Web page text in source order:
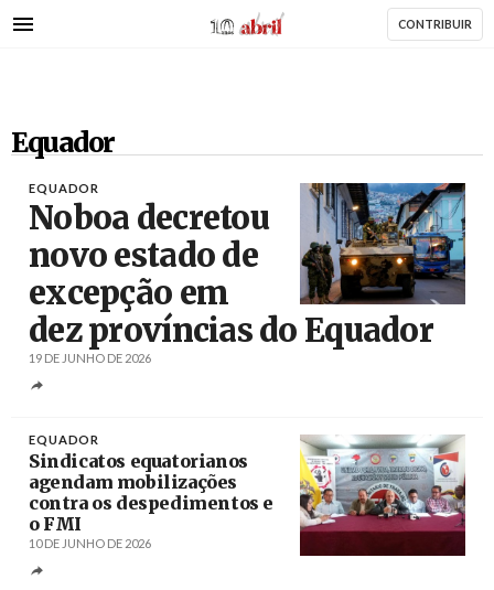
para
AbrilAbril CONTRIBUIR
Equador
EQUADOR
Noboa decretou
novo estado de
excepção em
dez províncias do Equador
19 DE JUNHO DE 2026
EQUADOR
Sindicatos equatorianos
agendam mobilizações
contra os despedimentos e
o FMI
10 DE JUNHO DE 2026